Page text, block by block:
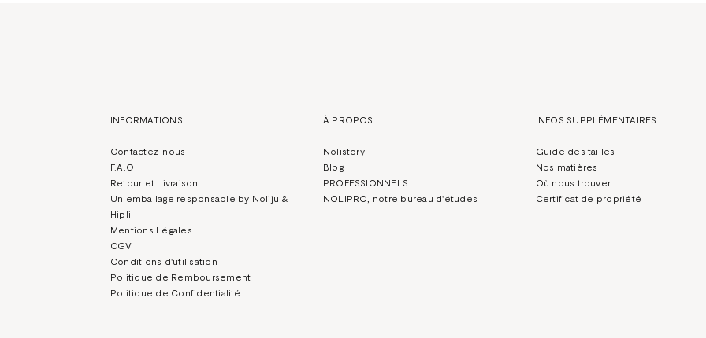
INFORMATIONS
Contactez-nous
F.A.Q
Retour et Livraison
Un emballage responsable by Noliju &
Hipli
Mentions Légales
CGV
Conditions d'utilisation
Politique de Remboursement
Politique de Confidentialité
À PROPOS
Nolistory
Blog
PROFESSIONNELS
NOLIPRO, notre bureau d'études
INFOS SUPPLÉMENTAIRES
Guide des tailles
Nos matières
Où nous trouver
Certificat de propriété